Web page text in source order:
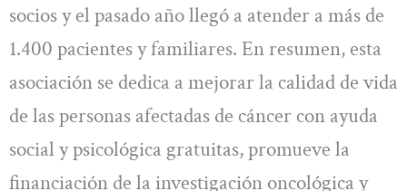
socios y el pasado año llegó a atender a más de
1.400 pacientes y familiares. En resumen, esta
asociación se dedica a mejorar la calidad de vida
de las personas afectadas de cáncer con ayuda
social y psicológica gratuitas, promueve la
financiación de la investigación oncológica y